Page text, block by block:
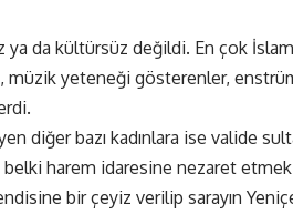
ya da kültürsüz değildi. En çok
müzik yeteneği gösterenler,
diğer bazı kadınlara ise valide
belki harem idaresine nezaret
bir çeyiz verilip sarayın